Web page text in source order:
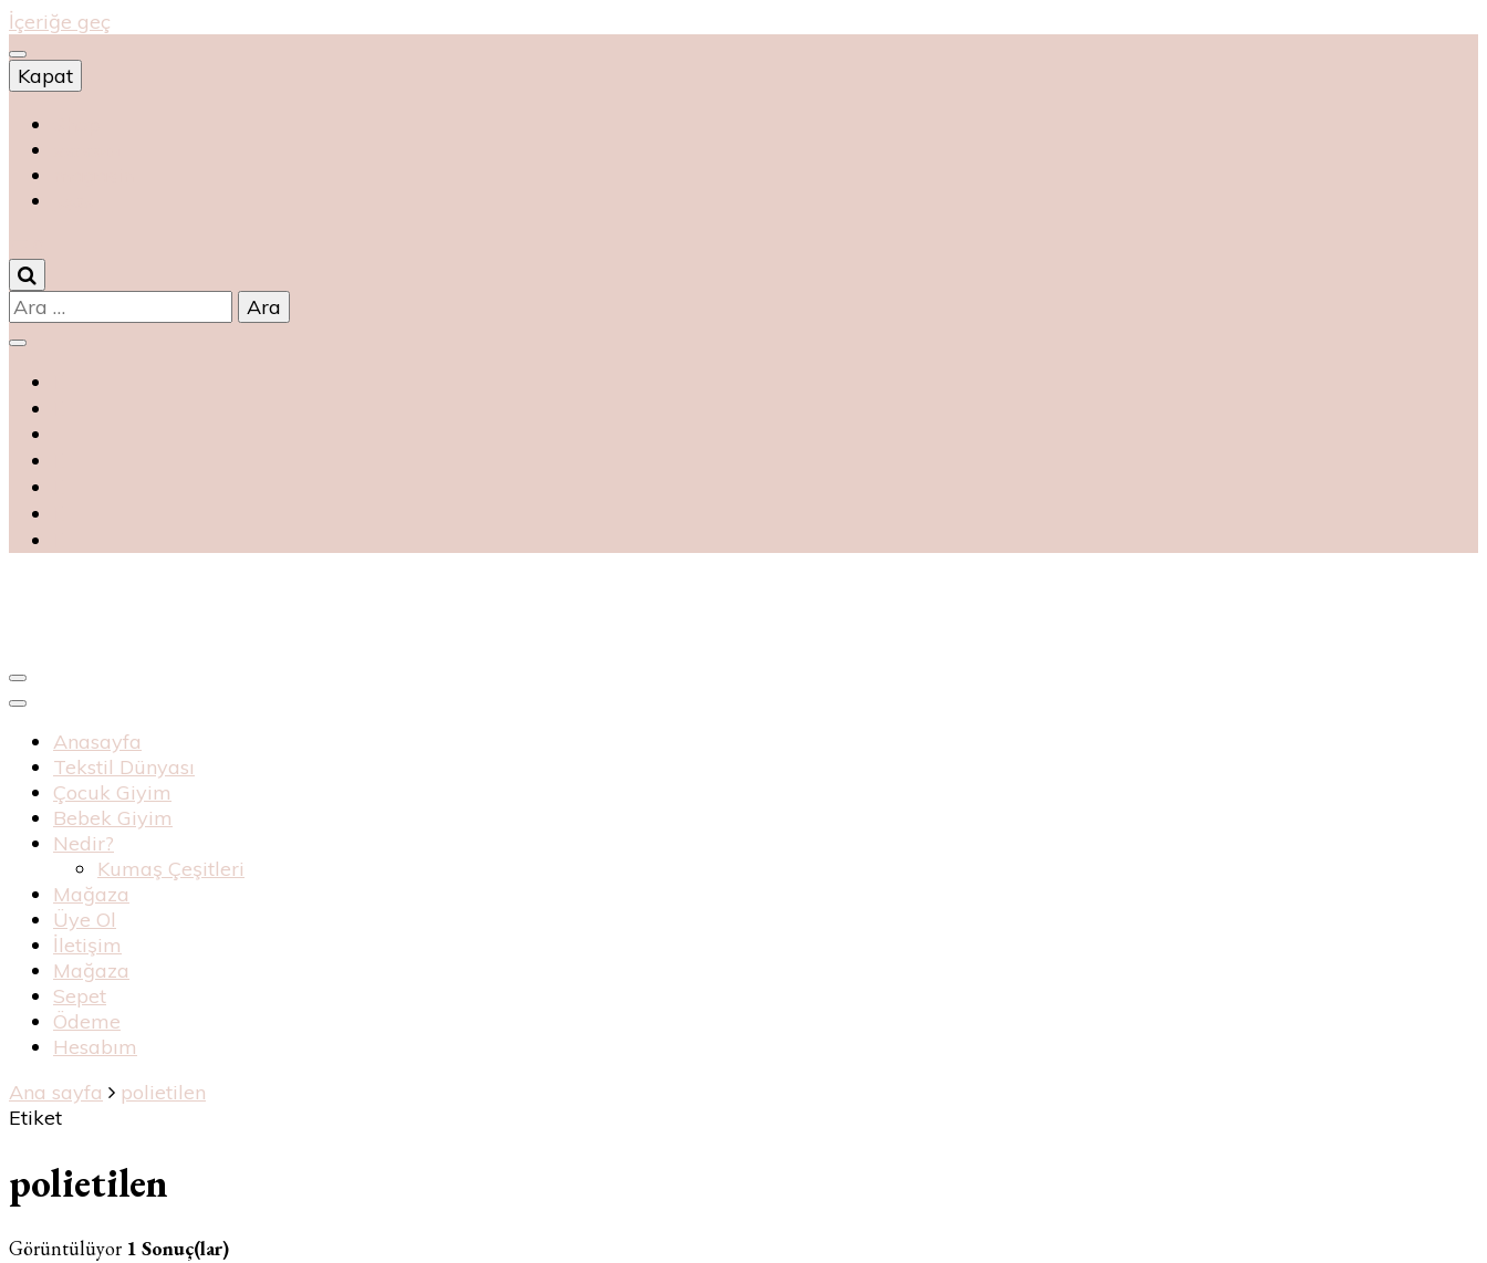
İçeriğe geç
Kapat
Arama:
Haknur Bebe
Anasayfa
Tekstil Dünyası
Çocuk Giyim
Bebek Giyim
Nedir?
Kumaş Çeşitleri
Mağaza
Üye Ol
İletişim
Mağaza
Sepet
Ödeme
Hesabım
Ana sayfa
polietilen
Etiket
polietilen
Görüntülüyor 1 Sonuç(lar)